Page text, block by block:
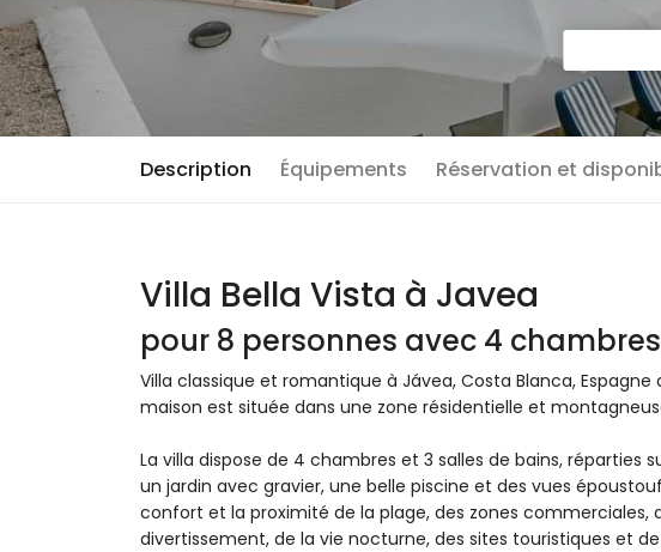
Description Équipements Réservation et
Villa Bella Vista à Javea
pour 8 personnes avec 4
Villa classique et romantique à Jávea, Costa Blanca,
maison est située dans une zone résidentielle et
La villa dispose de 4 chambres et 3 salles de bains, réparties
un jardin avec gravier, une belle piscine et des vues
confort et la proximité de la plage, des zones commerciales,
divertissement, de la vie nocturne, des sites touristiques et